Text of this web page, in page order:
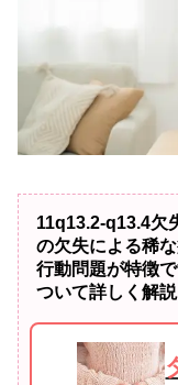
11q13.2-q13.4欠
の欠失による稀
行動問題が特徴
ついて詳しく解説